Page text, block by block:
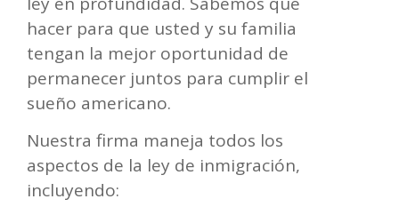
hacer para que usted y su familia
tengan la mejor oportunidad de
permanecer juntos para cumplir el
sueño americano.
Nuestra firma maneja todos los
aspectos de la ley de inmigración,
incluyendo: